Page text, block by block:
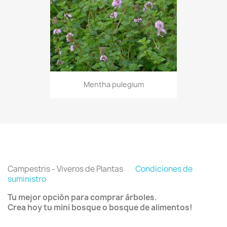
Mentha pulegium
Campestris - Viveros de Plantas Condiciones de
suministro
Tu mejor opción para comprar árboles.
Crea hoy tu mini bosque o bosque de alimentos!